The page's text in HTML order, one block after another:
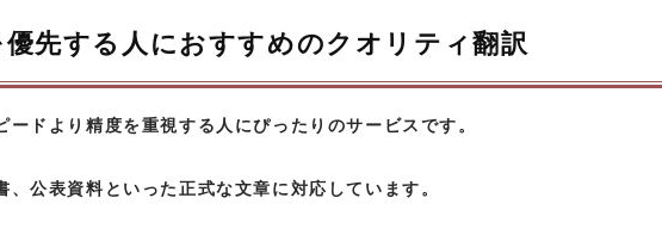
先する人におすすめのクオリティ翻訳
ードより精度を重視する人にぴったりのサービスです。
、公表資料といった正式な文章に対応しています。